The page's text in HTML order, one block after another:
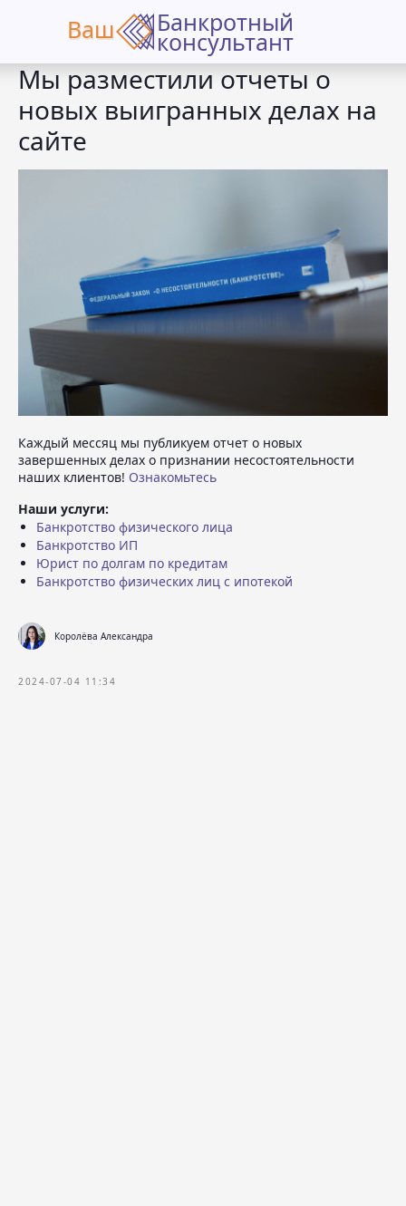
Ваш
Ваш Банкротный
консультант
Мы разместили отчеты о
новых выигранных делах на
сайте
Каждый мессяц мы публикуем отчет о новых
завершенных делах о признании несостоятельности
наших клиентов! Ознакомьтесь
Наши услуги:
Банкротство физического лица
Банкротство ИП
Юрист по долгам по кредитам
Банкротство физических лиц с ипотекой
Королёва Александра
2024-07-04 11:34